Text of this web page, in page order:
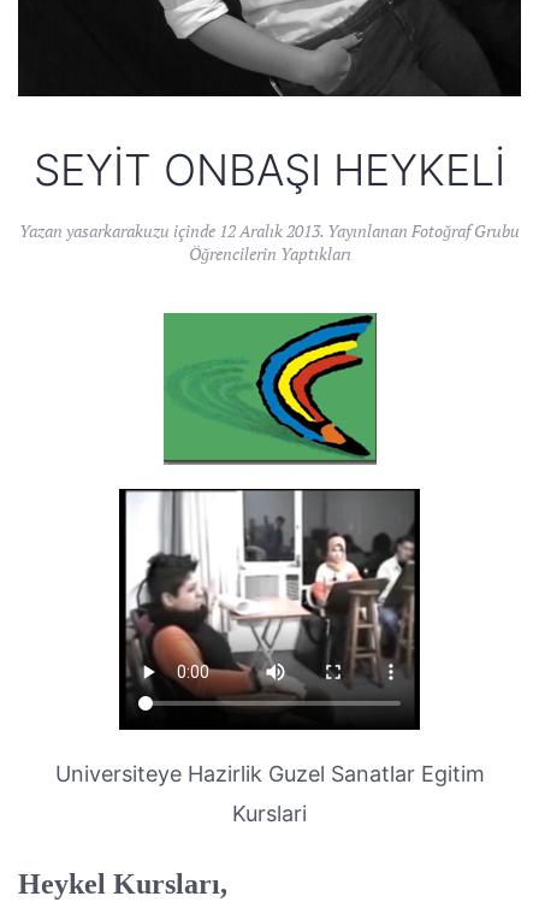
SEYIT ONBAŞI HEYKELI
Yazan yasarkarakuzu içinde 12 Aralık 2013. Yayınlanan Fotoğraf Grubu
Öğrencilerin Yaptıkları
Universiteye Hazirlik Guzel Sanatlar Egitim
Kurslari
Heykel Kursları,